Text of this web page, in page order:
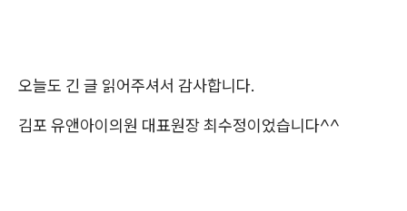
오늘도 긴 글 읽어주셔서 감사합니다.
김포 유앤아이의원 대표원장 최수정이었습니다^^